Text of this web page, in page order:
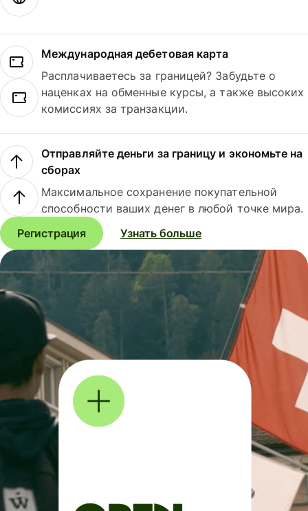
Международная дебетовая карта
Расплачиваетесь за границей? Забудьте о
наценках на обменные курсы, а также высоких
комиссиях за транзакции.
Отправляйте деньги за границу и экономьте на
сборах
Максимальное сохранение покупательной
способности ваших денег в любой точке мира.
Регистрация
Узнать больше